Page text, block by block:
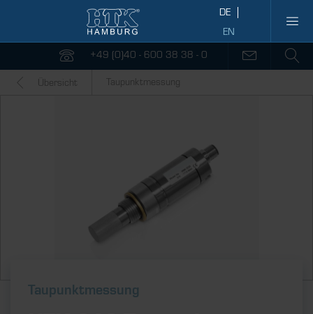
+49 (0)40 - 600 38 38 - 0
Übersicht Taupunktmessung
Taupunktmessung